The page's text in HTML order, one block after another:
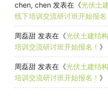
chen, chen 发表在《光伏土
线下培训交流研讨班开始报名
周磊甜 发表在《光伏土建结
培训交流研讨班开始报名！ 》
周磊甜 发表在《光伏土建结
培训交流研讨班开始报名！ 》